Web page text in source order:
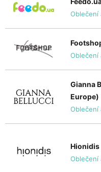
Oblečení
Oblečení
Gianna
Europe)
Oblečení
Hionidis
Oblečení